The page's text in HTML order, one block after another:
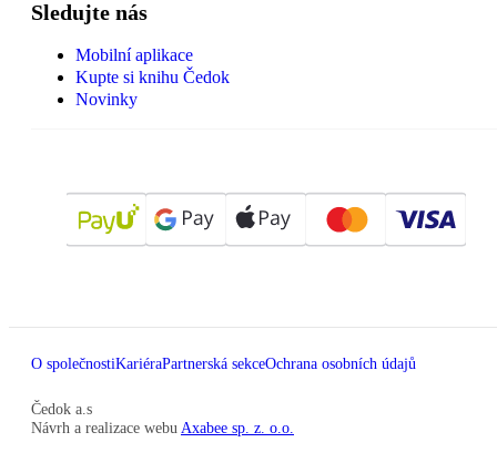
Sledujte nás
Mobilní aplikace
Kupte si knihu Čedok
Novinky
O společnostiKariéraPartnerská sekceOchrana osobních údajů
Čedok a.s
Návrh a realizace webu Axabee sp. z. o.o.